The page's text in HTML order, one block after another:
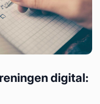
digital: